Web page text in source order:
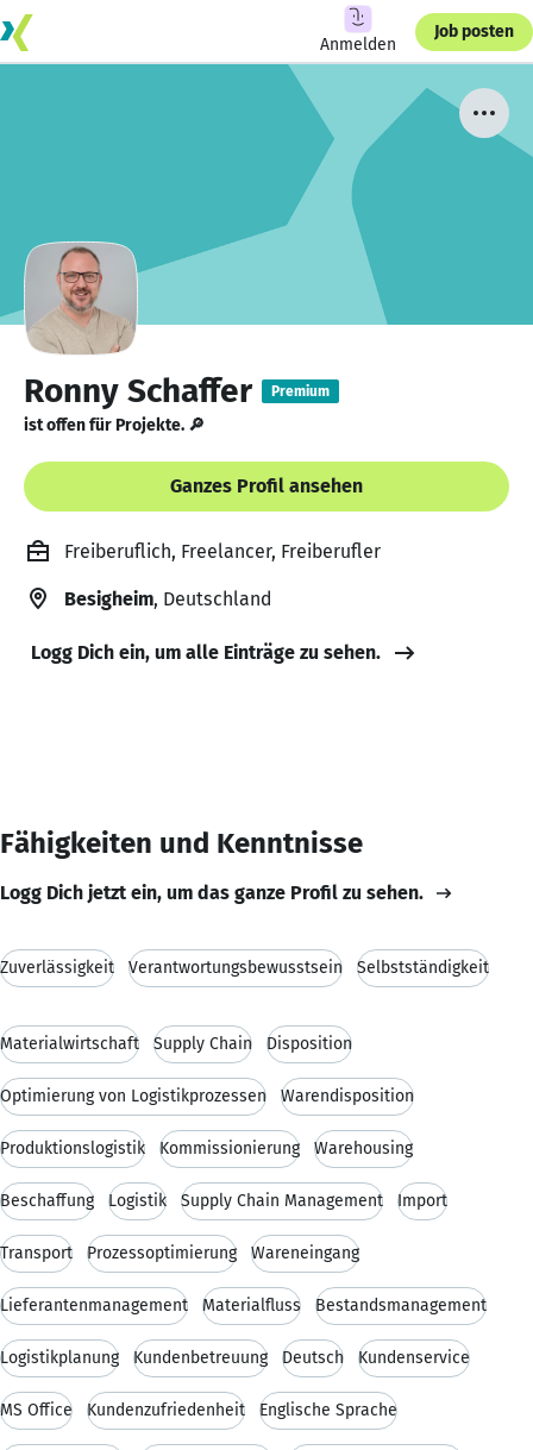
Anmelden
Job posten
Ronny Schaffer Premium
ist offen für Projekte. 🔎
Ganzes Profil ansehen
Freiberuflich, Freelancer, Freiberufler
Besigheim, Deutschland
Logg Dich ein, um alle Einträge zu sehen.
Fähigkeiten und Kenntnisse
Logg Dich jetzt ein, um das ganze Profil zu sehen.
Zuverlässigkeit Verantwortungsbewusstsein Selbstständigkeit
Materialwirtschaft Supply Chain Disposition
Optimierung von Logistikprozessen Warendisposition
Produktionslogistik Kommissionierung Warehousing
Beschaffung Logistik Supply Chain Management Import
Transport Prozessoptimierung Wareneingang
Lieferantenmanagement Materialfluss Bestandsmanagement
Logistikplanung Kundenbetreuung Deutsch Kundenservice
MS Office Kundenzufriedenheit Englische Sprache